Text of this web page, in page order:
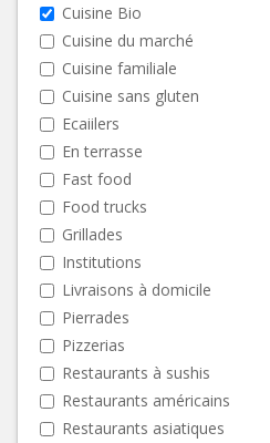
Cuisine Bio
Cuisine du marché
Cuisine familiale
Cuisine sans gluten
Ecaiilers
En terrasse
Fast food
Food trucks
Grillades
Institutions
Livraisons à domicile
Pierrades
Pizzerias
Restaurants à sushis
Restaurants américains
Restaurants asiatiques